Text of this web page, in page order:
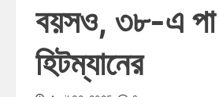
বয়সও, ৩৮-এ পা
হিটম্যানের